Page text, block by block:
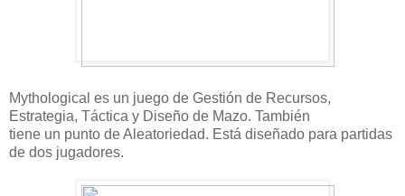
Mythological es un juego de Gestión de Recursos,
Estrategia, Táctica y Diseño de Mazo. También
tiene un punto de Aleatoriedad. Está diseñado para partidas
de dos jugadores.